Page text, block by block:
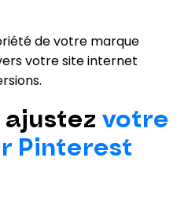
de votre marque
votre site internet
votre
Pinterest